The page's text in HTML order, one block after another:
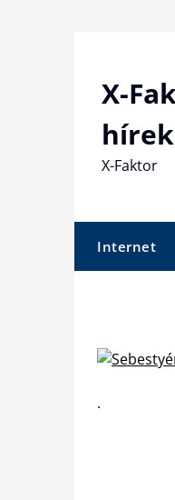
X-
X-Faktor
Internet
.